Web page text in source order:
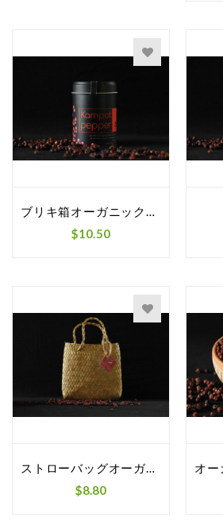
ブリキ箱オーガニックレッドカンポットペッパー
$10.50
ストローバッグオーガニックレッドカンポットペッパー
$8.80